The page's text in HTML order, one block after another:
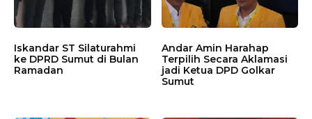
Iskandar ST Silaturahmi
ke DPRD Sumut di Bulan
Ramadan
Andar Amin Harahap
Terpilih Secara Aklamasi
jadi Ketua DPD Golkar
Sumut